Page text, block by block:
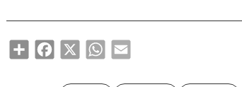
ShareFacebook
X WhatsApp
Email